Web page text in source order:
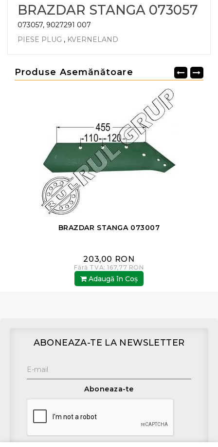
BRAZDAR STANGA 073057
073057, 9027291 007
PIESE PLUG , KVERNELAND
Produse Asemănătoare
BRAZDAR STANGA 073007
203,00 RON
Fără TVA: 167,77 RON
Adaugă în Coş
ABONEAZA-TE LA NEWSLETTER
Aboneaza-te